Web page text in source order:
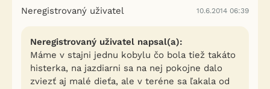
Neregistrovaný uživatel 10.6.2014 06:39
Neregistrovaný uživatel napsal(a):
Máme v stajni jednu kobylu čo bola tiež takáto
histerka, na jazdiarni sa na nej pokojne dalo
zviezť aj malé dieťa, ale v teréne sa ľakala od